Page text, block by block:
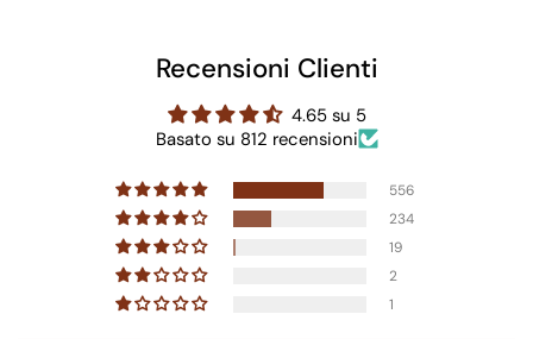
Recensioni Clienti
4.65 su 5
Basato su 812 recensioni
556
234
19
2
1